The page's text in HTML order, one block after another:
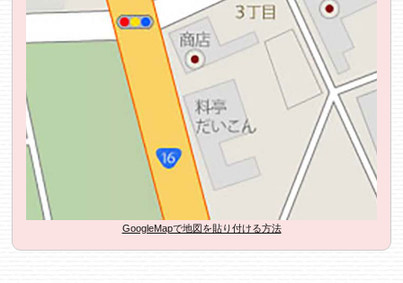
GoogleMapで地図を貼り付ける方法